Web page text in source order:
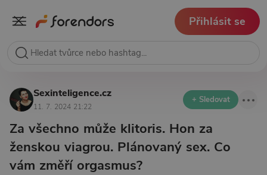
Přihlásit se
Sexinteligence.cz
11. 7. 2024 21:22
+ Sledovat
Za všechno může klitoris. Hon za
ženskou viagrou. Plánovaný sex. Co
vám změří orgasmus?